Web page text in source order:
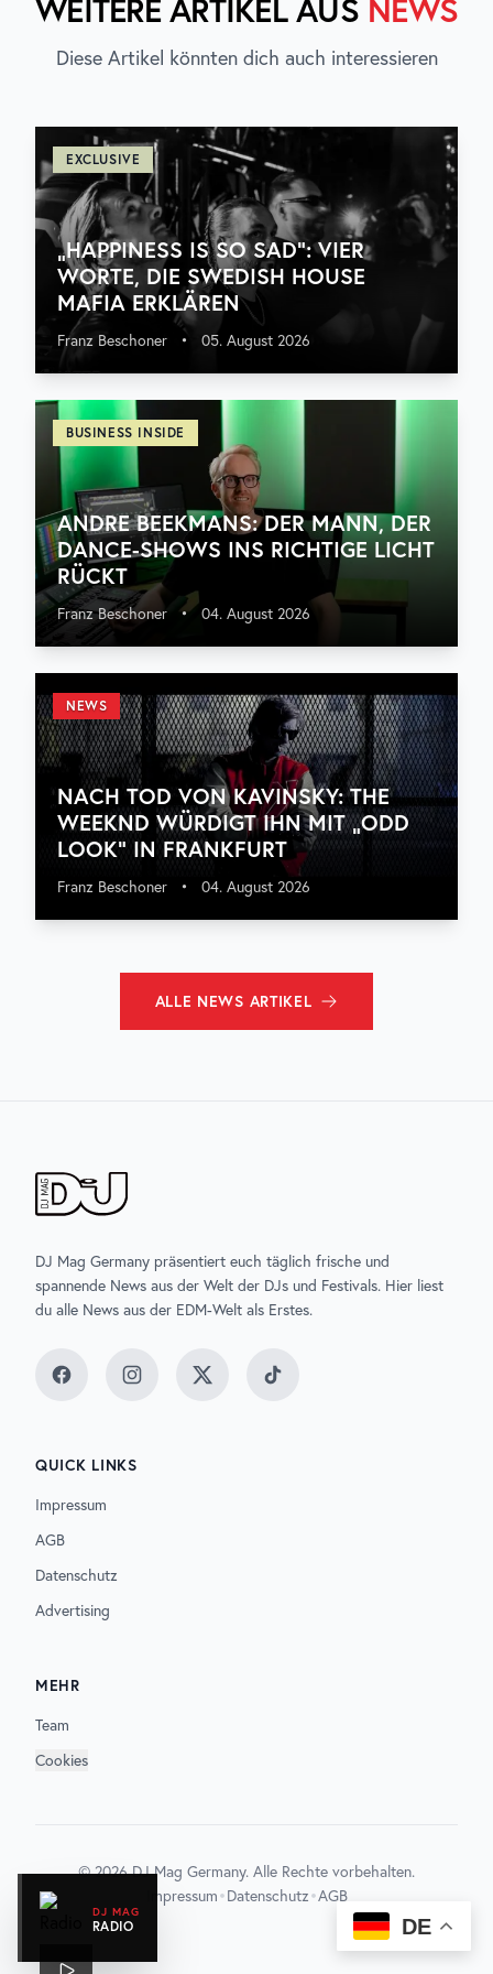
DJ MAG
RADIO
WEITERE ARTIKEL AUS NEWS
Diese Artikel könnten dich auch interessieren
EXCLUSIVE
„HAPPINESS IS SO SAD“: VIER
WORTE, DIE SWEDISH HOUSE
MAFIA ERKLÄREN
Franz Beschoner • 05. August 2026
BUSINESS INSIDE
ANDRE BEEKMANS: DER MANN, DER
DANCE-SHOWS INS RICHTIGE LICHT
RÜCKT
Franz Beschoner • 04. August 2026
NEWS
NACH TOD VON KAVINSKY: THE
WEEKND WÜRDIGT IHN MIT „ODD
LOOK“ IN FRANKFURT
Franz Beschoner • 04. August 2026
ALLE NEWS ARTIKEL
DE
DJ Mag Germany präsentiert euch täglich frische und
spannende News aus der Welt der DJs und Festivals. Hier liest
du alle News aus der EDM-Welt als Erstes.
FacebookInstagramTwitter TikTok
QUICK LINKS
Impressum
AGB
Datenschutz
Advertising
MEHR
Team
Cookies
©2026DJ Mag Germany. Alle Rechte vorbehalten.
Impressum•Datenschutz•AGB